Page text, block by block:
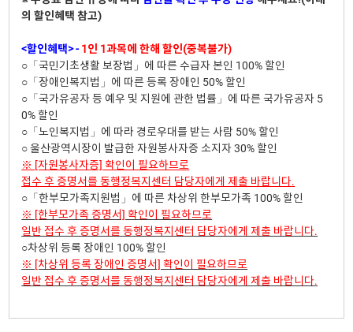
의 할인혜택 참고)
<할인혜택> -1인 1과목에 한해 할인(중복불가)
○「국민기초생활 보장법」에 따른 수급자 본인 100% 할인
○「장애인복지법」에 따른 등록 장애인 50% 할인
○「국가유공자 등 예우 및 지원에 관한 법률」에 따른 국가유공자 5
0% 할인
○「노인복지법」에 따라 경로우대를 받는 사람 50% 할인
○ 울산광역시장이 발급한 자원봉사자증 소지자 30% 할인
※ [자원봉사자증] 확인이 필요하므로
접수 후 증명서를 동행정복지센터 담당자에게 제출 바랍니다.
○「한부모가족지원법」에 따른 차상위 한부모가족 100% 할인
※ [한부모가족 증명서] 확인이 필요하므로
일반 접수 후 증명서를 동행정복지센터 담당자에게 제출 바랍니다.
○차상위 등록 장애인 100% 할인
※ [차상위 등록 장애인 증명서] 확인이 필요하므로
일반 접수 후 증명서를 동행정복지센터 담당자에게 제출 바랍니다.